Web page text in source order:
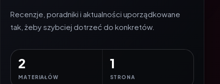
Recenzje, poradniki i aktualności uporządkowane
tak, żeby szybciej dotrzeć do konkretów.
2
MATERIAŁÓW
1
STRONA